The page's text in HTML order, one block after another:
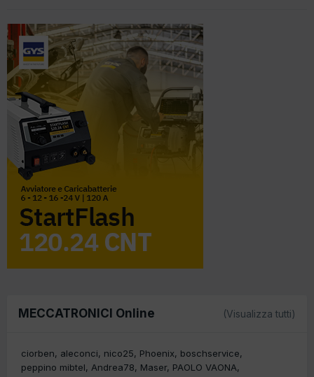
MECCATRONICI Online (Visualizza tutti)
ciorben aleconci nico25 Phoenix
boschservice
peppino mibtel Andrea78 Maser PAOLO VAONA